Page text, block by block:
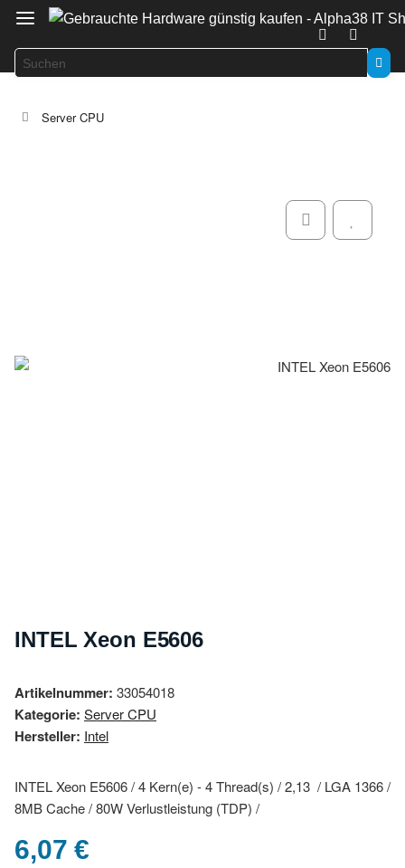
Server CPU
INTEL Xeon E5606
Artikelnummer: 33054018
Kategorie: Server CPU
Hersteller: Intel
INTEL Xeon E5606 / 4 Kern(e) - 4 Thread(s) / 2,13 / LGA 1366 /
8MB Cache / 80W Verlustleistung (TDP) /
6,07 €